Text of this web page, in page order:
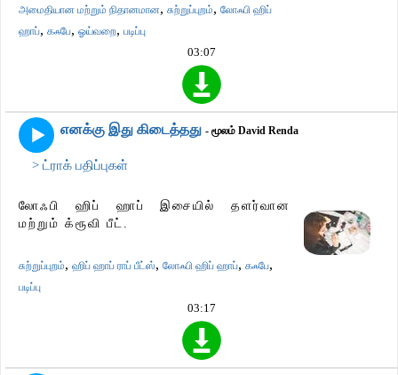
அமைதியான மற்றும் நிதானமான, சுற்றுப்புறம், லோஃபி ஹிப்
ஹாப், கஃபே, ஓய்வறை, படிப்பு
03:07
எனக்கு இது கிடைத்தது - மூலம் David Renda
> ட்ராக் பதிப்புகள்
லோஃபி ஹிப் ஹாப் இசையில் தளர்வான
மற்றும் க்ரூவி பீட்.
சுற்றுப்புறம், ஹிப் ஹாப் ராப் பீட்ஸ், லோஃபி ஹிப் ஹாப், கஃபே,
படிப்பு
03:17